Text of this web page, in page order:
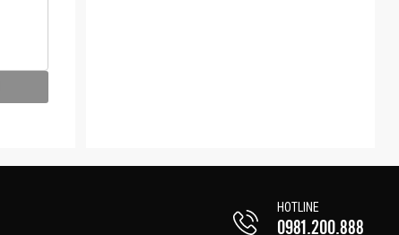
HOTLINE
0981.200.888